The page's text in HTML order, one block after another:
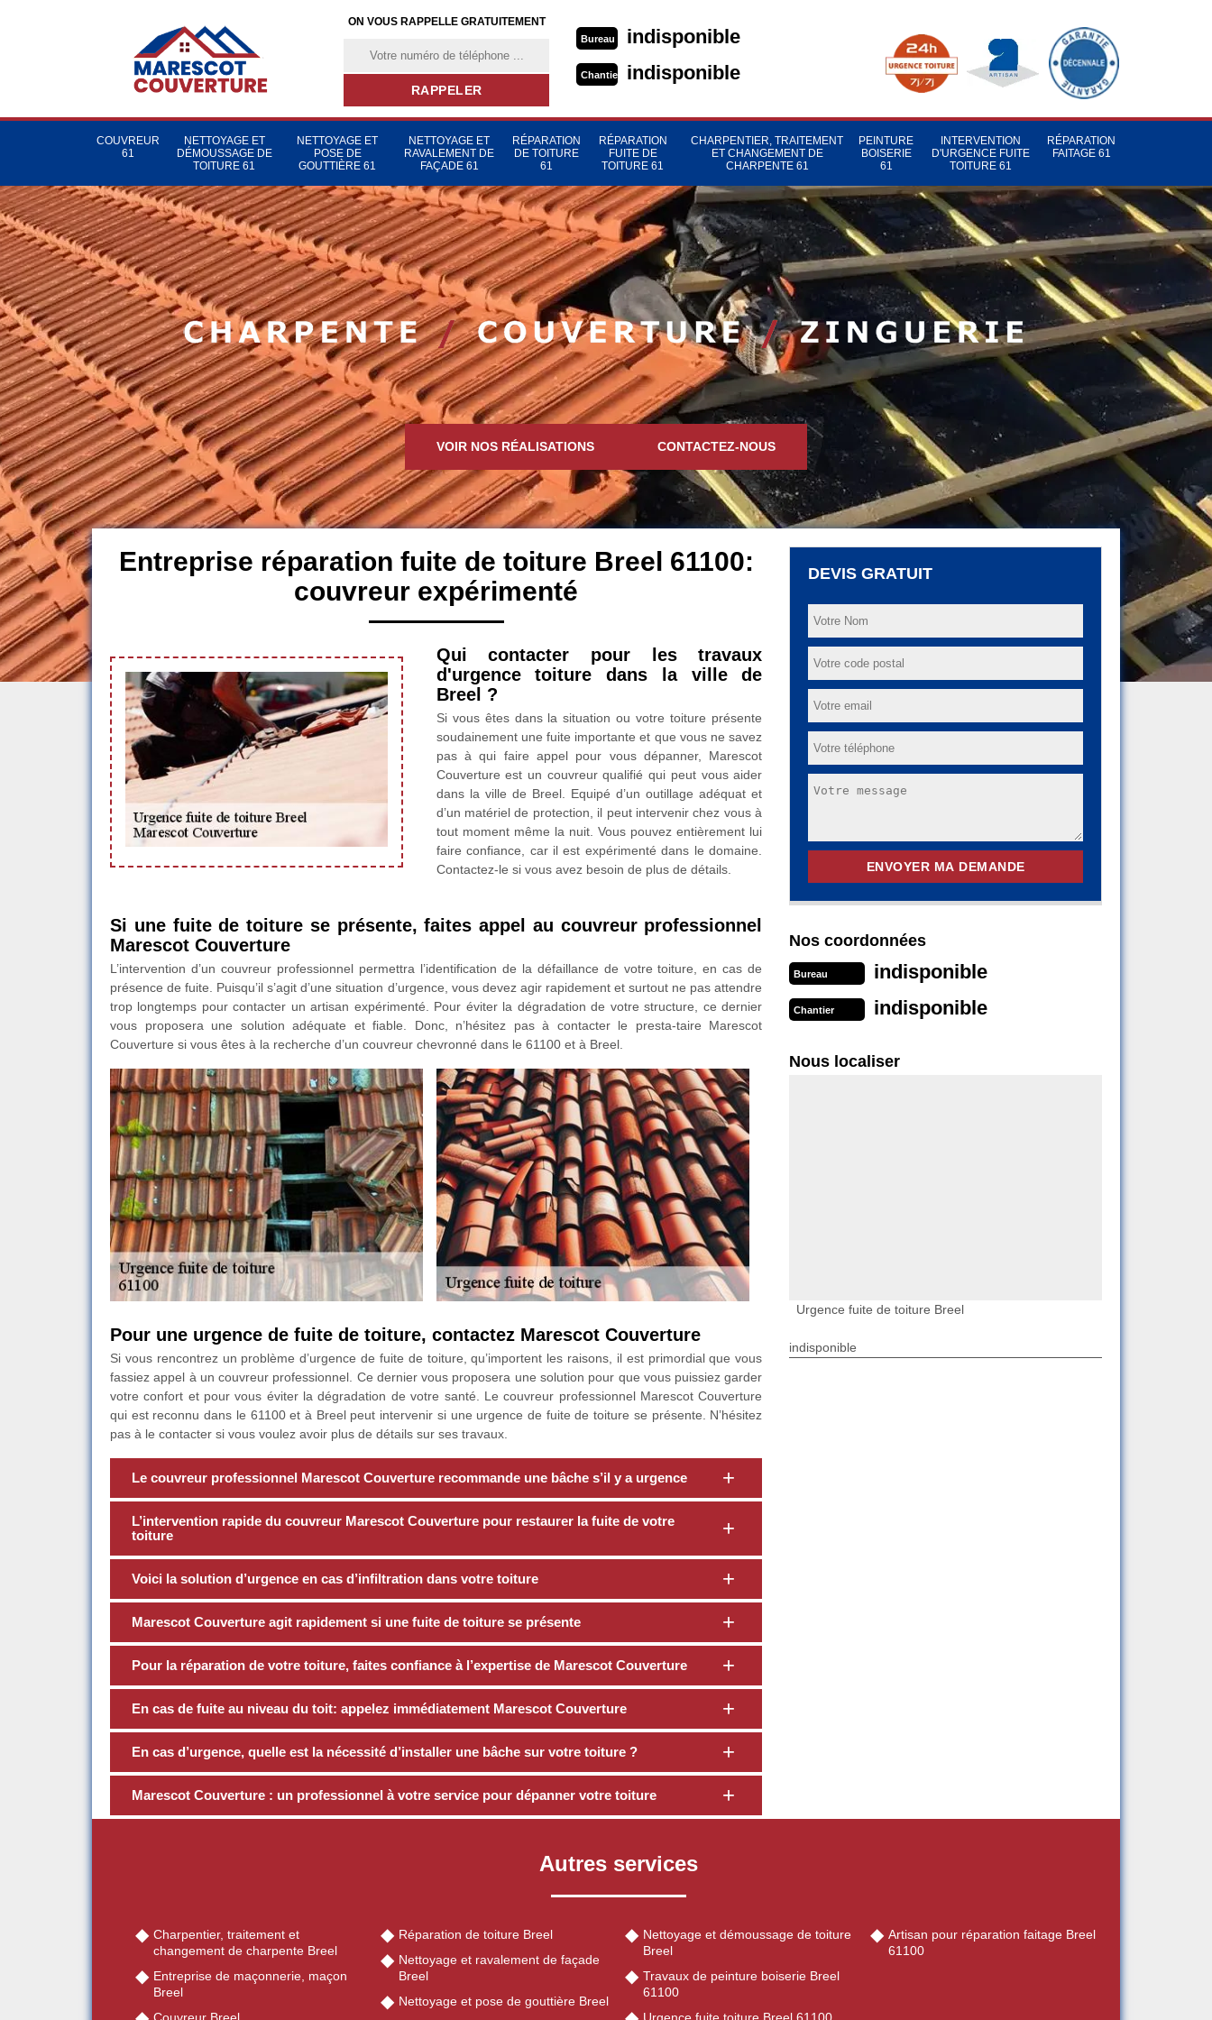
ON VOUS RAPPELLE GRATUITEMENT
Bureau indisponible
Chantier indisponible
COUVREUR
61
NETTOYAGE ET
DÉMOUSSAGE DE
TOITURE 61
NETTOYAGE ET
POSE DE
GOUTTIÈRE 61
NETTOYAGE ET
RAVALEMENT DE
FAÇADE 61
RÉPARATION
DE TOITURE
61
RÉPARATION
FUITE DE
TOITURE 61
CHARPENTIER, TRAITEMENT
ET CHANGEMENT DE
CHARPENTE 61
PEINTURE
BOISERIE
61
INTERVENTION
D'URGENCE FUITE
TOITURE 61
RÉPARATION
FAITAGE 61
VOIR NOS RÉALISATIONS CONTACTEZ-NOUS
Entreprise réparation fuite de toiture Breel 61100:
couvreur expérimenté
Qui contacter pour les travaux
d'urgence toiture dans la ville de
Breel ?
Si vous êtes dans la situation ou votre toiture présente
soudainement une fuite importante et que vous ne savez
pas à qui faire appel pour vous dépanner, Marescot
Couverture est un couvreur qualifié qui peut vous aider
dans la ville de Breel. Equipé d’un outillage adéquat et
d’un matériel de protection, il peut intervenir chez vous à
tout moment même la nuit. Vous pouvez entièrement lui
faire confiance, car il est expérimenté dans le domaine.
Contactez-le si vous avez besoin de plus de détails.
Si une fuite de toiture se présente, faites appel au couvreur professionnel
Marescot Couverture
L’intervention d’un couvreur professionnel permettra l’identification de la défaillance de votre toiture, en cas de
présence de fuite. Puisqu’il s’agit d’une situation d’urgence, vous devez agir rapidement et surtout ne pas attendre
trop longtemps pour contacter un artisan expérimenté. Pour éviter la dégradation de votre structure, ce dernier
vous proposera une solution adéquate et fiable. Donc, n’hésitez pas à contacter le presta-taire Marescot
Couverture si vous êtes à la recherche d’un couvreur chevronné dans le 61100 et à Breel.
Pour une urgence de fuite de toiture, contactez Marescot Couverture
Si vous rencontrez un problème d’urgence de fuite de toiture, qu’importent les raisons, il est primordial que vous
fassiez appel à un couvreur professionnel. Ce dernier vous proposera une solution pour que vous puissiez garder
votre confort et pour vous éviter la dégradation de votre santé. Le couvreur professionnel Marescot Couverture
qui est reconnu dans le 61100 et à Breel peut intervenir si une urgence de fuite de toiture se présente. N’hésitez
pas à le contacter si vous voulez avoir plus de détails sur ses travaux.
Le couvreur professionnel Marescot Couverture recommande une bâche s’il y a urgence
L’intervention rapide du couvreur Marescot Couverture pour restaurer la fuite de votre
toiture
Voici la solution d’urgence en cas d’infiltration dans votre toiture
Marescot Couverture agit rapidement si une fuite de toiture se présente
Pour la réparation de votre toiture, faites confiance à l’expertise de Marescot Couverture
En cas de fuite au niveau du toit: appelez immédiatement Marescot Couverture
En cas d’urgence, quelle est la nécessité d’installer une bâche sur votre toiture ?
Marescot Couverture : un professionnel à votre service pour dépanner votre toiture
DEVIS GRATUIT
Nos coordonnées
Bureau indisponible
Chantier indisponible
Nous localiser
Urgence fuite de toiture Breel
indisponible
Autres services
Charpentier, traitement et
changement de charpente Breel
Entreprise de maçonnerie, maçon
Breel
Réparation de toiture Breel
Nettoyage et ravalement de façade
Breel
Nettoyage et pose de gouttière Breel
Nettoyage et démoussage de toiture
Breel
Travaux de peinture boiserie Breel
61100
Artisan pour réparation faitage Breel
61100